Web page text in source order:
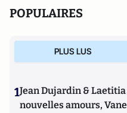
POPULAIRES
PLUS LUS
1Jean Dujardin &
nouvelles amours,